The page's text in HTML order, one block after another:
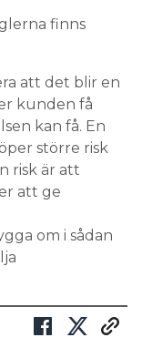
finns
att det blir en
kunden få
kan få. En
större risk
risk är att
att ge
om i sådan